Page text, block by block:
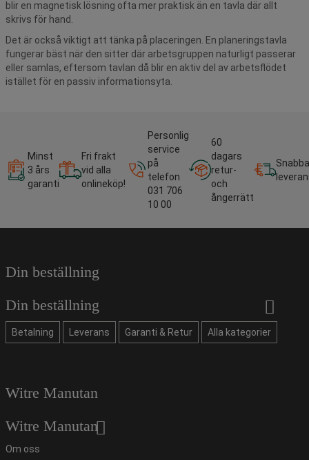
blir en magnetisk lösning ofta mer praktisk än en tavla där allt
skrivs för hand.
Det är också viktigt att tänka på placeringen. En planeringstavla
fungerar bäst när den sitter där arbetsgruppen naturligt passerar
eller samlas, eftersom tavlan då blir en aktiv del av arbetsflödet
istället för en passiv informationsyta.
Minst
3 års
garanti
Fri frakt
vid alla
onlineköp!
Personlig
service
på
telefon
031 706
10 00
60
dagars
retur-
och
ångerrätt
Snabba
Din beställning
Din beställning
Betalning Leverans Garanti & Retur Alla kategorier
Witre Manutan
Witre Manutan
Om oss